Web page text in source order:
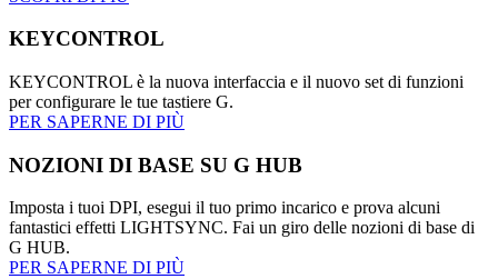
KEYCONTROL
KEYCONTROL è la nuova interfaccia e il nuovo set di funzioni
per configurare le tue tastiere G.
PER SAPERNE DI PIÙ
NOZIONI DI BASE SU G HUB
Imposta i tuoi DPI, esegui il tuo primo incarico e prova alcuni
fantastici effetti LIGHTSYNC. Fai un giro delle nozioni di base di
G HUB.
PER SAPERNE DI PIÙ